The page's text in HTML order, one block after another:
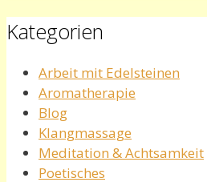
Kategorien
Arbeit mit Edelsteinen
Aromatherapie
Blog
Klangmassage
Meditation & Achtsamkeit
Poetisches